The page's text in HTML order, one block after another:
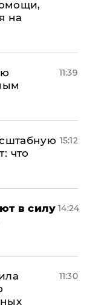
на
11:39
что
15:12
в силу 14:24
11:30